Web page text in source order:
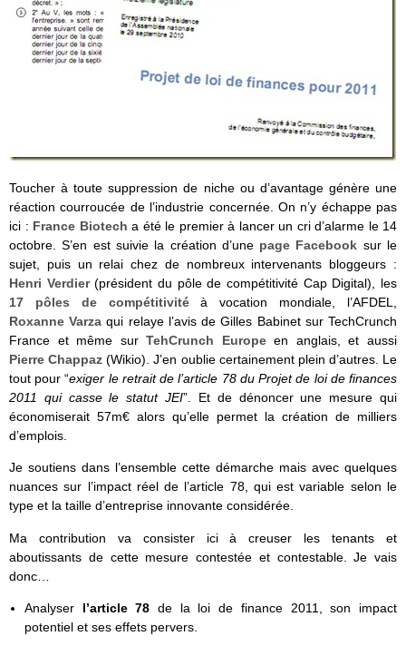
Toucher à toute suppression de niche ou d’avantage génère une
réaction courroucée de l’industrie concernée. On n’y échappe pas
ici : France Biotech a été le premier à lancer un cri d’alarme le 14
octobre. S’en est suivie la création d’une page Facebook sur le
sujet, puis un relai chez de nombreux intervenants bloggeurs :
Henri Verdier(président du pôle de compétitivité Cap Digital), les
17 pôles de compétitivitéà vocation mondiale, l’AFDEL,
Roxanne Varza qui relaye l’avis de Gilles Babinet sur TechCrunch
France et même surTehCrunch Europeen anglais, et aussi
Pierre Chappaz (Wikio). J’en oublie certainement plein d’autres. Le
tout pour “exiger le retrait de l’article 78 du Projet de loi de finances
2011 qui casse le statut JEI”. Et de dénoncer une mesure qui
économiserait 57m€ alors qu’elle permet la création de milliers
d’emplois.
Je soutiens dans l’ensemble cette démarche mais avec quelques
nuances sur l’impact réel de l’article 78, qui est variable selon le
type et la taille d’entreprise innovante considérée.
Ma contribution va consister ici à creuser les tenants et
aboutissants de cette mesure contestée et contestable. Je vais
donc…
Analyser l’article 78de la loi de finance 2011, son impact
potentiel et ses effets pervers.